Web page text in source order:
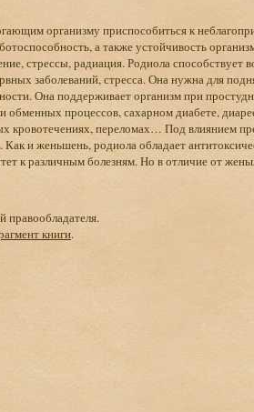
организму приспособиться к
а также устойчивость
стрессы, радиация. Родиола способствует
заболеваний, стресса. Она нужна для
Она поддерживает организм при
обменных процессов, сахарном диабете,
переломах… Под влиянием
и женьшень, родиола обладает
к различным болезням. Но в отличие от
правообладателя.
книги.